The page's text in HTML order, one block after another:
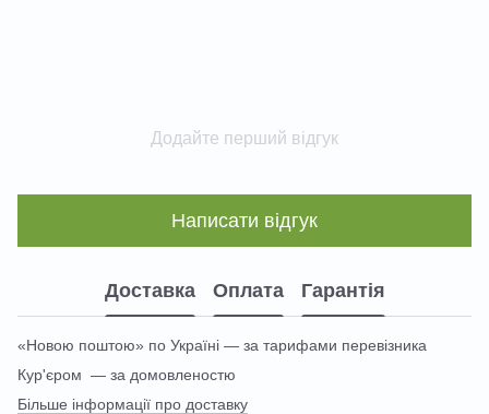
Додайте перший відгук
Написати відгук
Доставка Оплата Гарантія
«Новою поштою» по Україні — за тарифами перевізника
Кур'єром — за домовленостю
Більше інформації про доставку